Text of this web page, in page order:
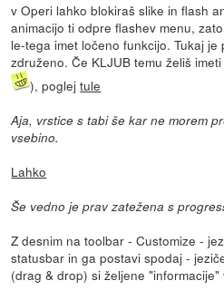
v Operi lahko blokiraš slike in flash
animacijo ti odpre flashev menu,
le-tega imet ločeno funkcijo. Tukaj
združeno. Če KLJUB temu želiš
), poglejtule
Aja, vrstice s tabi še kar ne morem
vsebino.
Lahko
Še vedno je prav zatežena s
Z desnim na toolbar - Customize -
statusbar in ga postavi spodaj -
(drag & drop) si željene